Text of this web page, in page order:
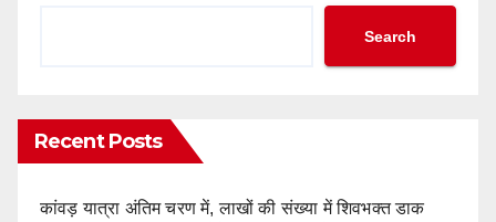
Search
Recent Posts
कांवड़ यात्रा अंतिम चरण में, लाखों की संख्या में शिवभक्त डाक